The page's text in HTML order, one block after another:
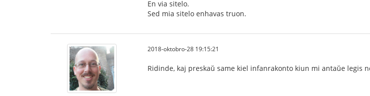
En via sitelo.
Sed mia sitelo enhavas truon.
2018-oktobro-28 19:15:21
Ridinde, kaj preskaŭ same kiel infanrakonto kiun mi antaŭe legis